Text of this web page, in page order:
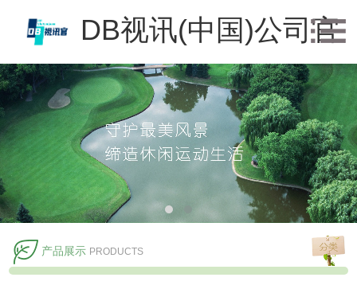
DB视讯(中国)公司官
方网站
产品展示 PRODUCTS